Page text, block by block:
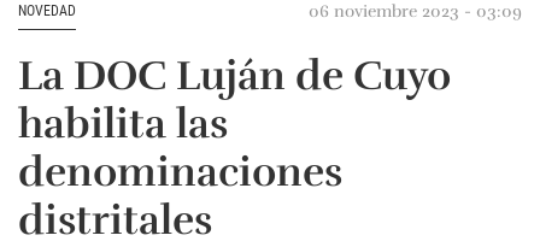
NOVEDAD 06 noviembre 2023 - 03:09
La DOC Luján de Cuyo
habilita las
denominaciones
distritales